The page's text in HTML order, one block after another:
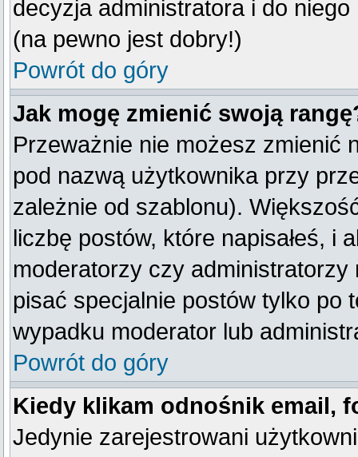
decyzja administratora i do
(na pewno jest dobry!)
Powrót do góry
Jak mogę zmienić swoją
Przeważnie nie możesz zmienić
pod nazwą użytkownika przy
zależnie od szablonu).
liczbę postów, które napisałeś, i
moderatorzy czy
pisać specjalnie postów tylko po
wypadku moderator lub
Powrót do góry
Kiedy klikam odnośnik email,
Jedynie zarejestrowani